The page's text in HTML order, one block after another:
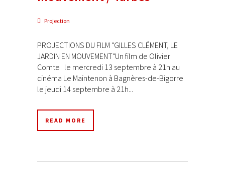
Projection
PROJECTIONS DU FILM "GILLES CLÉMENT, LE
JARDIN EN MOUVEMENT"Un film de Olivier
Comte le mercredi 13 septembre à 21h au
cinéma Le Maintenon à Bagnères-de-Bigorre
le jeudi 14 septembre à 21h...
READ MORE